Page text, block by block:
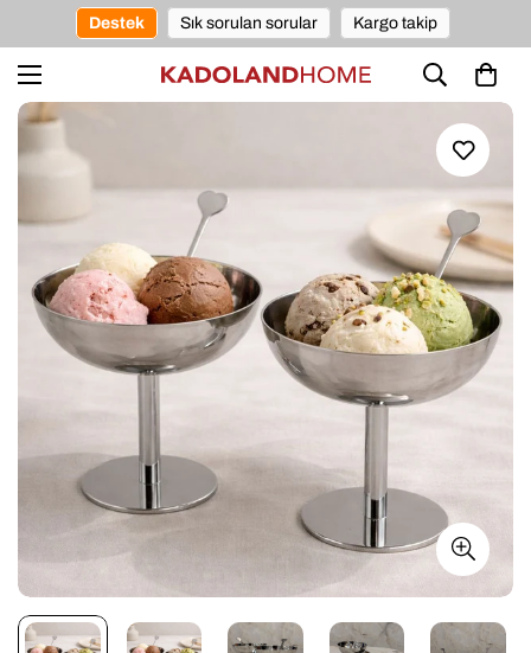
Destek Sık sorulan sorular Kargo takip